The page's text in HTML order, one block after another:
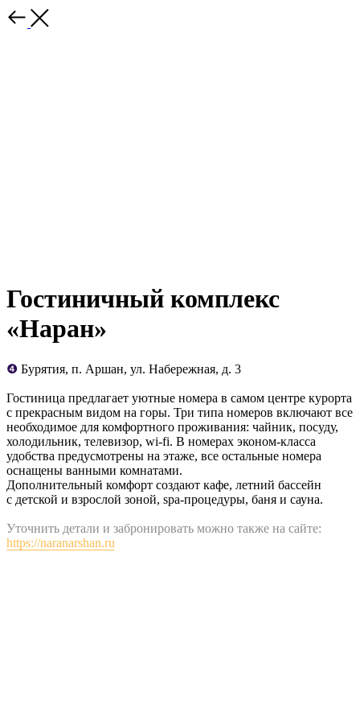
Гостиничный комплекс
«Наран»
❹ Бурятия, п. Аршан, ул. Набережная, д. 3
Гостиница предлагает уютные номера в самом центре курорта
с прекрасным видом на горы. Три типа номеров включают все
необходимое для комфортного проживания: чайник, посуду,
холодильник, телевизор, wi-fi. В номерах эконом-класса
удобства предусмотрены на этаже, все остальные номера
оснащены ванными комнатами.
Дополнительный комфорт создают кафе, летний бассейн
с детской и взрослой зоной, spa-процедуры, баня и сауна.
Уточнить детали и забронировать можно также на сайте:
https://naranarshan.ru